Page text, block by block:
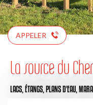
APPELER
La source du Cher
LACS, ÉTANGS, PLANS D'EAU,